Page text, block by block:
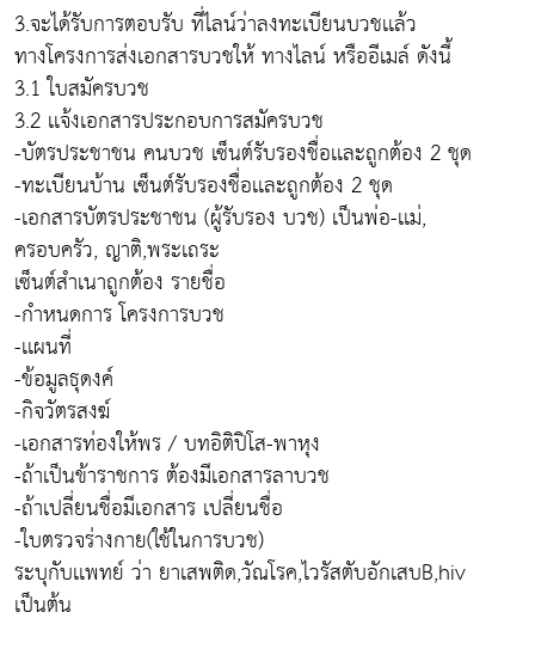
3.จะได้รับการตอบรับ ที่ไลน์ว่าลงทะเบียนบวชเเล้ว
ทางโครงการส่งเอกสารบวชให้ ทางไลน์ หรืออีเมล์ ดังนี้
3.1 ใบสมัครบวช
3.2 เเจ้งเอกสารประกอบการสมัครบวช
-บัตรประชาชน คนบวช เซ็นต์รับรองชื่อเเละถูกต้อง 2 ชุด
-ทะเบียนบ้าน เซ็นต์รับรองชื่อเเละถูกต้อง 2 ชุด
-เอกสารบัตรประชาชน (ผู้รับรอง บวช) เป็นพ่อ-เเม่,
ครอบครัว, ญาติ,พระเถระ
เซ็นต์สำเนาถูกต้อง รายชื่อ
-กำหนดการ โครงการบวช
-เเผนที่
-ข้อมูลธุดงค์
-กิจวัตรสงฆ์
-เอกสารท่องให้พร / บทอิติปิโส-พาหุง
-ถ้าเป็นข้าราชการ ต้องมีเอกสารลาบวช
-ถ้าเปลี่ยนชื่อมีเอกสาร เปลี่ยนชื่อ
-ใบตรวจร่างกาย(ใช้ในการบวช)
ระบุกับเเพทย์ ว่า ยาเสพติด,วัณโรค,ไวรัสตับอักเสบB,hiv
เป็นต้น